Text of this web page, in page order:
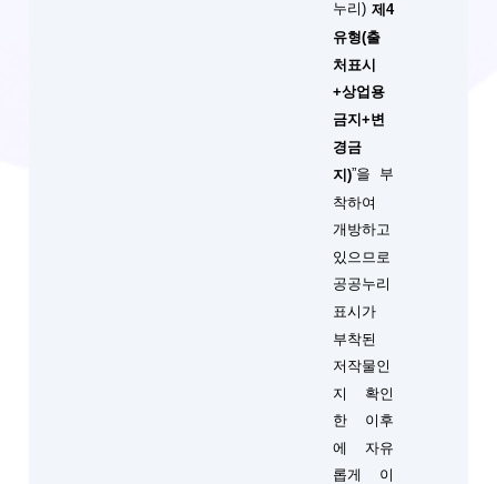
누리) 제4
유형(출
처표시
+상업용
금지+변
경금
지)”을 부
착하여
개방하고
있으므로
공공누리
표시가
부착된
저작물인
지 확인
한 이후
에 자유
롭게 이